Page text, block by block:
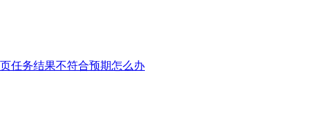
任务结果不符合预期怎么办